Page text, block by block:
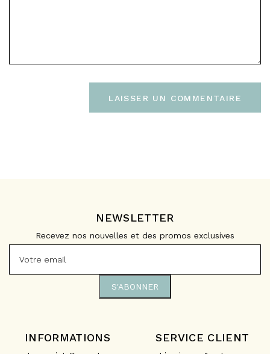
INFORMATIONS SERVICE CLIENT
NEWSLETTER
Recevez nos nouvelles et des promos exclusives